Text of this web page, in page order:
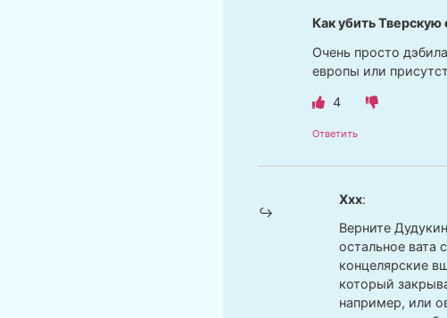
Как убить Тверскую
Очень просто
европы или
4
Ответить
Ххх:
Верните
остальное вата
концелярские
который
например, или